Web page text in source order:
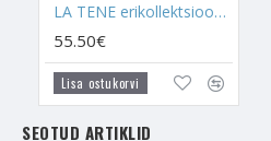
LA TENE erikollektsioon käekett "KÜLLUSE AKTIVEERIJA"
55.50€
Lisa ostukorvi
SEOTUD ARTIKLID